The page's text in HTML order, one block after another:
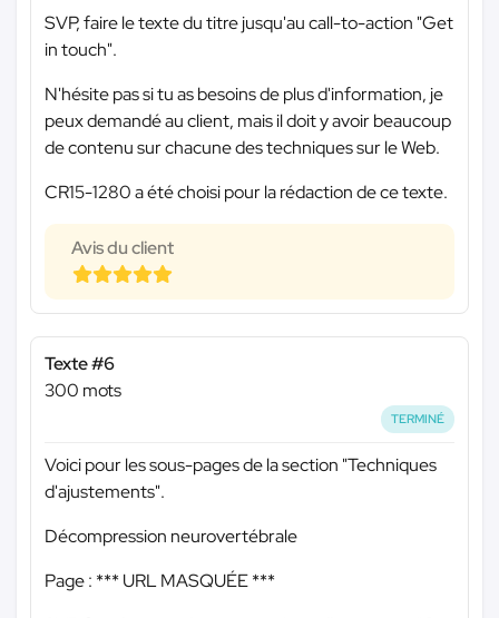
SVP, faire le texte du titre jusqu'au call-to-action "Get
in touch".
N'hésite pas si tu as besoins de plus d'information, je
peux demandé au client, mais il doit y avoir beaucoup
de contenu sur chacune des techniques sur le Web.
CR15-1280 a été choisi pour la rédaction de ce texte.
Avis du client
Texte #6
300 mots
TERMINÉ
Voici pour les sous-pages de la section "Techniques
d'ajustements".
Décompression neurovertébrale
Page : *** URL MASQUÉE ***